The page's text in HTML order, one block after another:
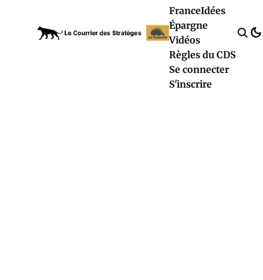
FranceIdées
Épargne
Vidéos
Règles du CDS
Se connecter
S'inscrire